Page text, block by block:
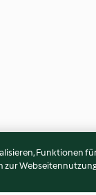
Funktionen